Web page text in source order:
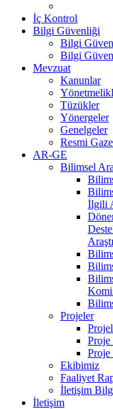
İç Kontrol
Bilgi Güvenliği
Bilgi
Bilgi
Mevzuat
Kanunlar
Tüzükler
Yönergeler
Genelgeler
Resmi
AR-GE
Bilimsel
İlgili
Projeler
Ekibimiz
Faaliyet
İletişim
İletişim